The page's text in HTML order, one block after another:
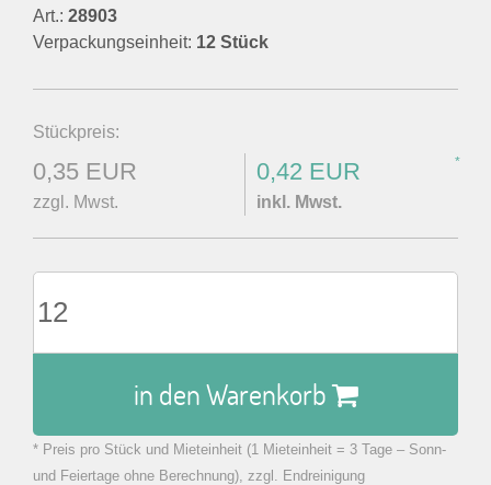
Art.: 28903
Verpackungseinheit: 12 Stück
Stückpreis:
0,35 EUR
zzgl. Mwst.
0,42 EUR *
inkl. Mwst.
in den Warenkorb
zu Warenkorb hinzugefügt.
* Preis pro Stück und Mieteinheit (1 Mieteinheit = 3 Tage – Sonn-
und Feiertage ohne Berechnung), zzgl. Endreinigung